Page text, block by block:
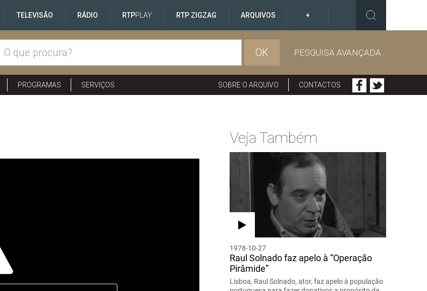
TELEVISÃO RÁDIO RTPPLAY RTP ZIGZAG ARQUIVOS +
OK PESQUISA AVANÇADA
PROGRAMAS SERVIÇOS SOBRE O ARQUIVO CONTACTOS
Veja Também
1978-10-27
Raul Solnado faz apelo à “Operação
Pirâmide”
Lisboa, Raul Solnado, ator, faz apelo à população